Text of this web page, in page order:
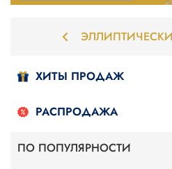
ХИТЫ ПРОДАЖ
РАСПРОДАЖА
ПО ПОПУЛЯРНОСТИ